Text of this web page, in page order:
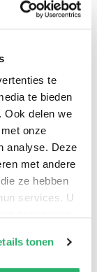
te
te bieden
Ook delen we
onze
analyse. Deze
met andere
ze hebben
services. U
tonen